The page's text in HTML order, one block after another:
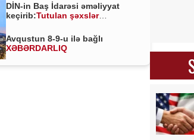
DİN-in Baş İdarəsi əməliyyat
keçirib:Tutulan şəxslər
Avqustun 8-9-u ilə bağlı
XƏBƏRDARLIQ